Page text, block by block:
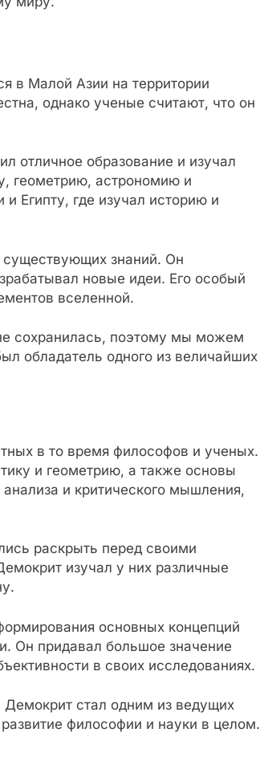
в Малой Азии на территории
однако ученые считают, что он
отличное образование и изучал
геометрию, астрономию и
Египту, где изучал историю и
существующих знаний. Он
новые идеи. Его особый
вселенной.
сохранилась, поэтому мы можем
обладатель одного из величайших
в то время философов и ученых.
и геометрию, а также основы
и критического мышления,
раскрыть перед своими
изучал у них различные
основных концепций
Он придавал большое значение
в своих исследованиях.
Демокрит стал одним из ведущих
философии и науки в целом.